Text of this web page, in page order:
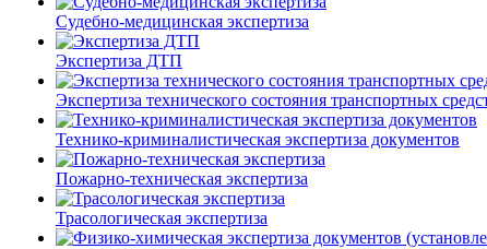
Судебно-медицинская экспертиза
Экспертиза ДТП
Экспертиза технического состояния транспортных
Технико-криминалистическая экспертиза документов
Пожарно-техническая экспертиза
Трасологическая экспертиза